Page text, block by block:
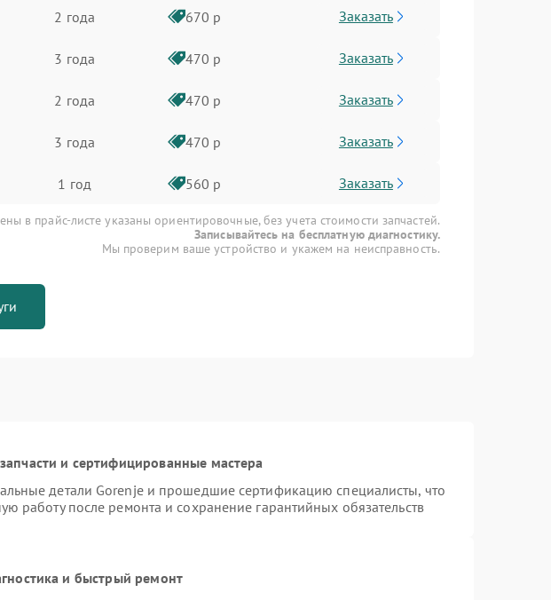
2 года 670 р Заказать
3 года 470 р Заказать
2 года 470 р Заказать
3 года 470 р Заказать
1 год 560 р Заказать
в прайс-листе указаны ориентировочные, без учета стоимости запчастей.
Записывайтесь на бесплатную диагностику.
Мы проверим ваше устройство и укажем на неисправность.
и сертифицированные мастера
детали Gorenje и прошедшие сертификацию специалисты, что
работу после ремонта и сохранение гарантийных обязательств
и быстрый ремонт